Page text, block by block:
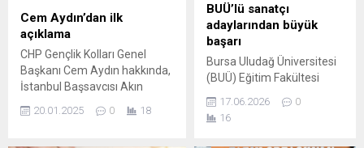
Cem Aydın’dan ilk
açıklama
CHP Gençlik Kolları Genel
Başkanı Cem Aydın hakkında,
İstanbul Başsavcısı Akın
nedeniyle soruşturma
20.01.2025 0 18
BUÜ’lü sanatçı
adaylarından büyük
başarı
Bursa Uludağ Üniversitesi
(BUÜ) Eğitim Fakültesi
Bölümü Resim-İş Eğitimi
Anabilim Dalı öğrencileri,
17.06.2026
0
16